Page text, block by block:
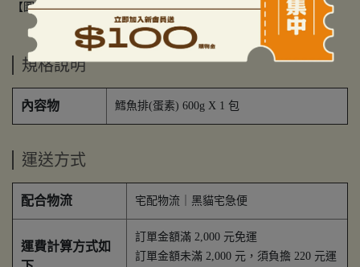
【圖片僅供參考，請依實際商品為主】
規格說明
內容物 鱈魚排(蛋素) 600g X 1 包
運送方式
配合物流 宅配物流｜黑貓宅急便
運費計算方式如
訂單金額滿 2,000 元免運
訂單金額未滿 2,000 元，須負擔 220 元運